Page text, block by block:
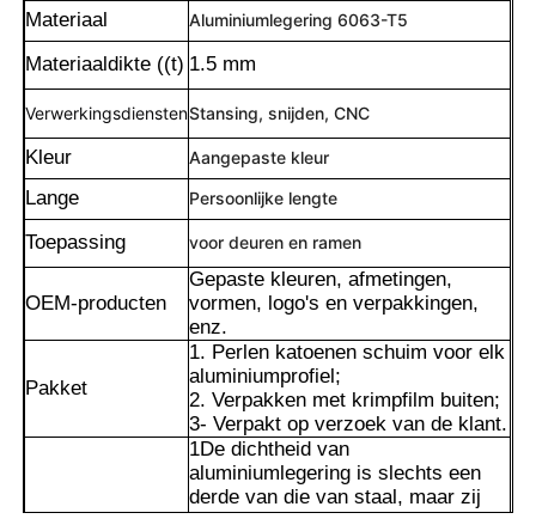
Producten
Over ons
Materiaal
Aluminiumlegering 6063-T5
Materiaaldikte ((t) 1.5 mm
VerwerkingsdienstenStansing, snijden, CNC
Kleur Aangepaste kleur
Lange Persoonlijke lengte
Toepassing voor deuren en ramen
OEM-producten
Gepaste kleuren, afmetingen,
vormen, logo's en verpakkingen,
enz.
Pakket
1. Perlen katoenen schuim voor elk
aluminiumprofiel;
2. Verpakken met krimpfilm buiten;
3- Verpakt op verzoek van de klant.
1De dichtheid van
aluminiumlegering is slechts een
derde van die van staal, maar zij
kan door legeringsversterking een